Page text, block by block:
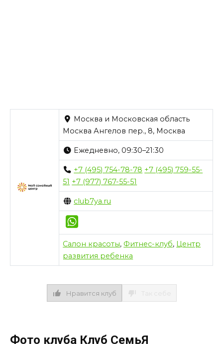
Москва и Московская область
Москва Ангелов пер., 8, Москва
Ежедневно, 09:30–21:30
+7 (495) 754-78-78 +7 (495) 759-55-
51 +7 (977) 767-55-51
club7ya.ru
Салон красоты, Фитнес-клуб, Центр
развития ребенка
Нравится клуб
Фото клуба Клуб СемьЯ